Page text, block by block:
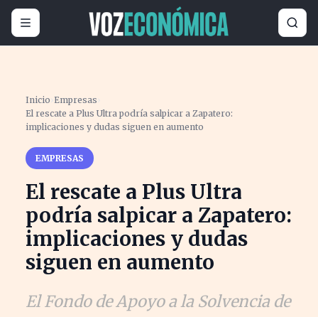
Inicio ›Empresas ›
El rescate a Plus Ultra podría salpicar a Zapatero:
implicaciones y dudas siguen en aumento
EMPRESAS
El rescate a Plus Ultra
podría salpicar a Zapatero:
implicaciones y dudas
siguen en aumento
El Fondo de Apoyo a la Solvencia de